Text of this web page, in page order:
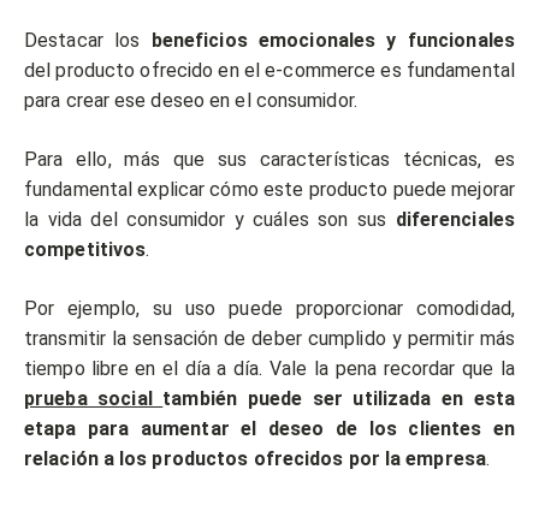
Destacar los
beneficios emocionales y funcionales
del producto ofrecido en el e-commerce es fundamental
para crear ese deseo en el consumidor.
Para ello, más que sus características técnicas, es
fundamental explicar cómo este producto puede mejorar
la vida del consumidor y cuáles son sus diferenciales
competitivos.
Por ejemplo, su uso puede proporcionar comodidad,
transmitir la sensación de deber cumplido y permitir más
tiempo libre en el día a día. Vale la pena recordar que la
prueba social también puede ser utilizada en esta
etapa para aumentar el deseo de los clientes en
relación a los productos ofrecidos por la empresa.